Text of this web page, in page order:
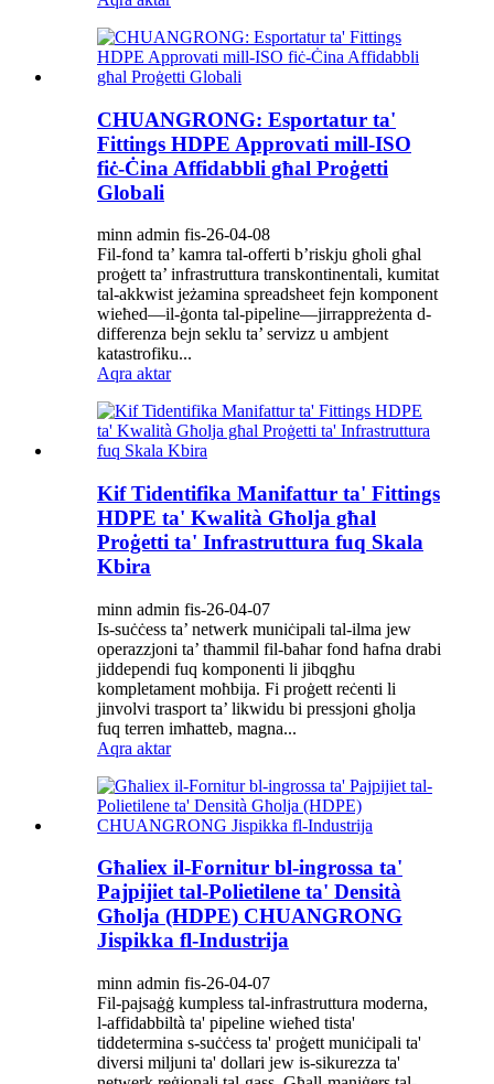
CHUANGRONG: Esportatur ta'
Fittings HDPE Approvati mill-ISO
fiċ-Ċina Affidabbli għal Proġetti
Globali
minn admin fis-26-04-08
Fil-fond ta’ kamra tal-offerti b’riskju għoli għal
proġett ta’ infrastruttura transkontinentali, kumitat
tal-akkwist jeżamina spreadsheet fejn komponent
wieħed—il-ġonta tal-pipeline—jirrappreżenta d-
differenza bejn seklu ta’ servizz u ambjent
katastrofiku...
Aqra aktar
Kif Tidentifika Manifattur ta' Fittings
HDPE ta' Kwalità Għolja għal
Proġetti ta' Infrastruttura fuq Skala
Kbira
minn admin fis-26-04-07
Is-suċċess ta’ netwerk muniċipali tal-ilma jew
operazzjoni ta’ tħammil fil-baħar fond ħafna drabi
jiddependi fuq komponenti li jibqgħu
kompletament moħbija. Fi proġett reċenti li
jinvolvi trasport ta’ likwidu bi pressjoni għolja
fuq terren imħatteb, magna...
Aqra aktar
Għaliex il-Fornitur bl-ingrossa ta'
Pajpijiet tal-Polietilene ta' Densità
Għolja (HDPE) CHUANGRONG
Jispikka fl-Industrija
minn admin fis-26-04-07
Fil-pajsaġġ kumpless tal-infrastruttura moderna,
l-affidabbiltà ta' pipeline wieħed tista'
tiddetermina s-suċċess ta' proġett muniċipali ta'
diversi miljuni ta' dollari jew is-sikurezza ta'